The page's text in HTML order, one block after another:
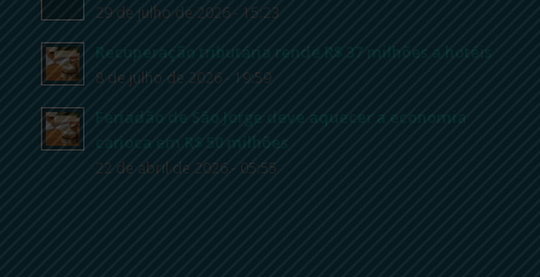
29 de julho de 2026 - 15:23
Recuperação tributária rende R$ 37 milhões a hotéis
8 de julho de 2026 - 19:59
Feriadão de São Jorge deve aquecer a economia
carioca em R$ 50 milhões
22 de abril de 2026 - 05:55